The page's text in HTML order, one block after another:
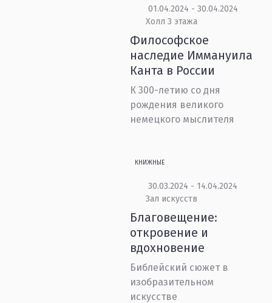
01.04.2024 - 30.04.2024
Холл 3 этажа
Философское
наследие Иммануила
Канта в России
К 300-летию со дня
рождения великого
немецкого мыслителя
КНИЖНЫЕ
30.03.2024 - 14.04.2024
Зал искусств
Благовещение:
откровение и
вдохновение
Библейский сюжет в
изобразительном
искусстве